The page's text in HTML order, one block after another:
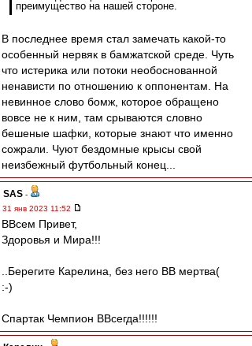
преимущество на нашей стороне.
В последнее время стал замечать какой-то
особенный нервяк в бамжатской среде. Чуть
что истерика или потоки необоснованной
ненависти по отношению к оппонентам. На
невинное слово бомж, которое обращено
вовсе не к ним, там срываются словно
бешеные шафки, которые знают что именно
сожрали. Чуют бездомные крысы свой
неизбежный футбольный конец...
SAS -
31 янв 2023 11:52
ВВсем Привет,
Здоровья и Мира!!!
..Берегите Карелина, без него ВВ мертва(
:-)
Спартак Чемпион ВВсегда!!!!!!